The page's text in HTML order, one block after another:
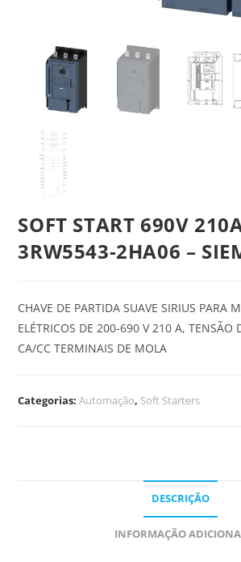
SOFT START 690V
3RW5543-2HA06 –
CHAVE DE PARTIDA SUAVE SIRIUS PARA
ELÉTRICOS DE 200-690 V 210 A, TENSÃO
CA/CC TERMINAIS DE MOLA
Categorias:Automação, Soft Starters
DESCRIÇÃO
INFORMAÇÃO